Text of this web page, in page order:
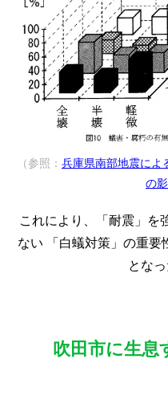
（参照： 兵庫県南部地震によ
の
これにより、「耐震」を
ない 「白蟻対策」の重要
となっ
吹田市に生息